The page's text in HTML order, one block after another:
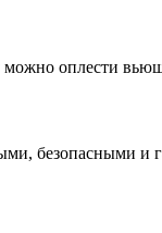
оплести
безопасными